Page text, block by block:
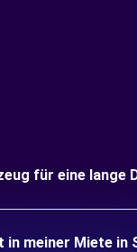
für eine lange
meiner Miete in